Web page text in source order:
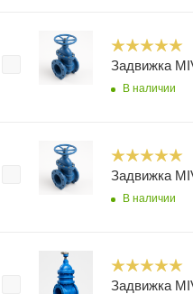
В наличии
В наличии